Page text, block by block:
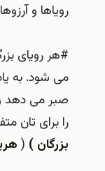
رویاها و
#هر رویای
می شود. به
صبر می دهد
را برای تان
بزرگان ) (